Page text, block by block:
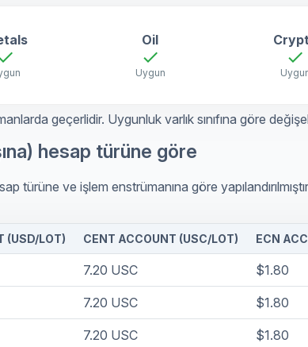
Oil
check
Uygun
check
geçerlidir. Uygunluk varlık sınıfına göre
hesap türüne göre
türüne ve işlem enstrümanına göre
(USD/LOT) CENT ACCOUNT (USC/LOT) ECN
7.20 USC $1.80
7.20 USC $1.80
7.20 USC $1.80